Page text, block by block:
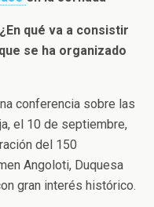
qué va a consistir
se ha organizado
conferencia sobre las
el 10 de septiembre,
del 150
Angoloti, Duquesa
gran interés histórico.